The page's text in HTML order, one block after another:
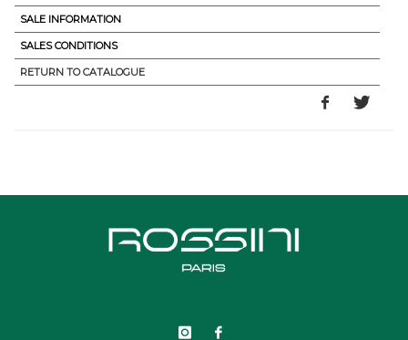
SALE INFORMATION
SALES CONDITIONS
RETURN TO CATALOGUE